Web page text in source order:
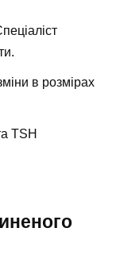
в розмірах
TSH